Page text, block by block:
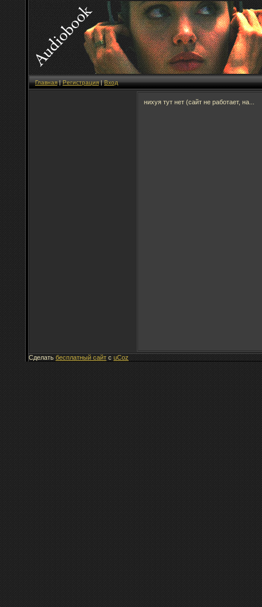
Главная|Регистрация|Вход
нихуя тут нет (сайт не работает, на...
Сделать бесплатный сайт с uCoz